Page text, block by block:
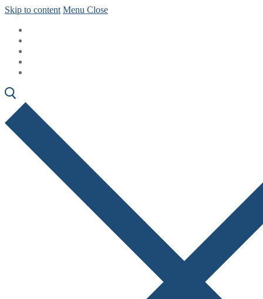
Skip to content Menu Close